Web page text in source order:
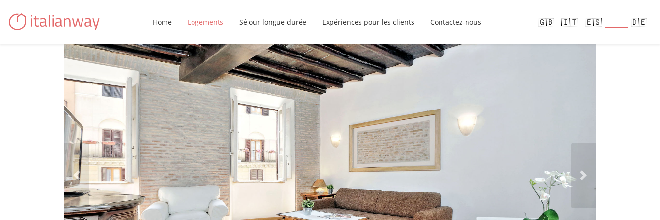
Home Logements Séjour longue durée Expériences pour les clients Contactez-nous 🇬🇧 🇮🇹 🇪🇸 🇩🇪